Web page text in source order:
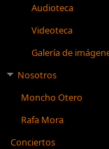
Audioteca
Videoteca
Galería de
Nosotros
Moncho Otero
Rafa Mora
Conciertos